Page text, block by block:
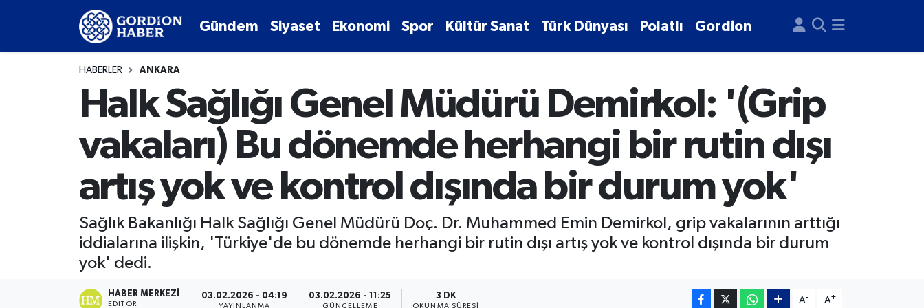
Gündem Siyaset Ekonomi Spor Kültür Sanat Türk Dünyası Polatlı Gordion
HABERLER ANKARA
Halk Sağlığı Genel Müdürü Demirkol: '(Grip
vakaları) Bu dönemde herhangi bir rutin dışı
artış yok ve kontrol dışında bir durum yok'
Sağlık Bakanlığı Halk Sağlığı Genel Müdürü Doç. Dr. Muhammed Emin Demirkol, grip vakalarının arttığı
iddialarına ilişkin, 'Türkiye'de bu dönemde herhangi bir rutin dışı artış yok ve kontrol dışında bir durum
yok' dedi.
HABER MERKEZI
EDITÖR
03.02.2026 - 04:19
YAYINLANMA
03.02.2026 - 11:25
GÜNCELLEME
3 DK
OKUNMA SÜRESI
A- A+
Sosyal Medya Hesaplarımız
Gündem
Ekonomi
Kültür Sanat
Türk Dünyası
Ankara Nöbetçi Eczaneler
Ankara Hava Durumu
Ankara Trafik Yoğunluk Haritası
Süper Lig Puan Durumu ve Fikstür
Tüm Manşetler
Son Dakika Haberleri
Haber Arşivi